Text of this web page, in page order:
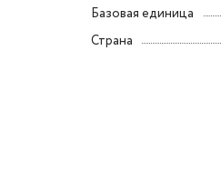
Базовая единица
Страна